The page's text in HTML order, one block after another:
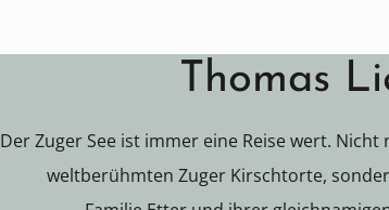
Thomas
Der Zuger See ist immer eine Reise wert. Nicht
weltberühmten Zuger Kirschtorte,